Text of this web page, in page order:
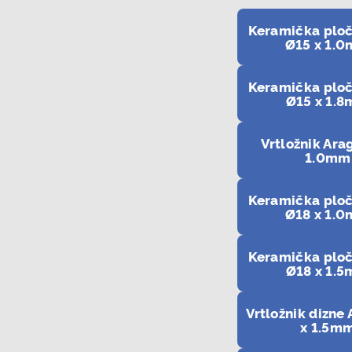
Keramička
Ø15 x
Keramička
Ø15 x
Vrtložnik
1.0mm
Keramička
Ø18 x
Keramička
Ø18 x
Vrtložnik dizne
x